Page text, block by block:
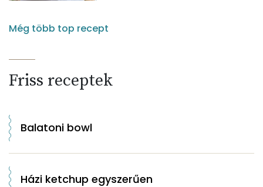
Még több top recept
Friss receptek
Balatoni bowl
Házi ketchup egyszerűen